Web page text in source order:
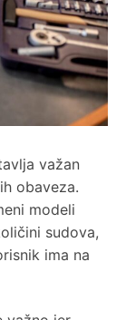
važan
obaveza.
modeli
sudova,
ima na